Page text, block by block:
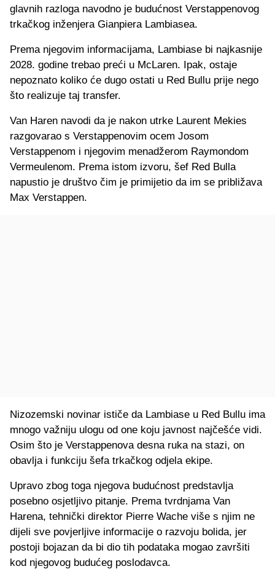
glavnih razloga navodno je budućnost Verstappenovog
trkačkog inženjera Gianpiera Lambiasea.
Prema njegovim informacijama, Lambiase bi najkasnije
2028. godine trebao preći u McLaren. Ipak, ostaje
nepoznato koliko će dugo ostati u Red Bullu prije nego
što realizuje taj transfer.
Van Haren navodi da je nakon utrke Laurent Mekies
razgovarao s Verstappenovim ocem Josom
Verstappenom i njegovim menadžerom Raymondom
Vermeulenom. Prema istom izvoru, šef Red Bulla
napustio je društvo čim je primijetio da im se približava
Max Verstappen.
Nizozemski novinar ističe da Lambiase u Red Bullu ima
mnogo važniju ulogu od one koju javnost najčešće vidi.
Osim što je Verstappenova desna ruka na stazi, on
obavlja i funkciju šefa trkačkog odjela ekipe.
Upravo zbog toga njegova budućnost predstavlja
posebno osjetljivo pitanje. Prema tvrdnjama Van
Harena, tehnički direktor Pierre Wache više s njim ne
dijeli sve povjerljive informacije o razvoju bolida, jer
postoji bojazan da bi dio tih podataka mogao završiti
kod njegovog budućeg poslodavca.